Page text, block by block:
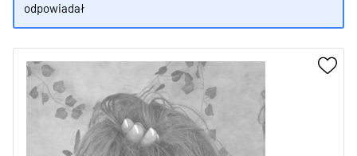
odpowiadał